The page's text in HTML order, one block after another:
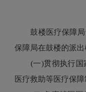
鼓楼医疗保障
保障局在鼓楼的派出
(一)贯彻执行国家
医疗救助等医疗保